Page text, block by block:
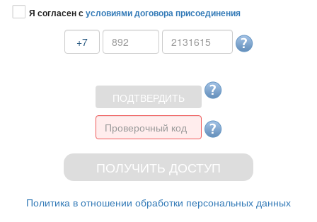
Я согласен сусловиями договора присоединения
+7
Политика в отношении обработки персональных данных